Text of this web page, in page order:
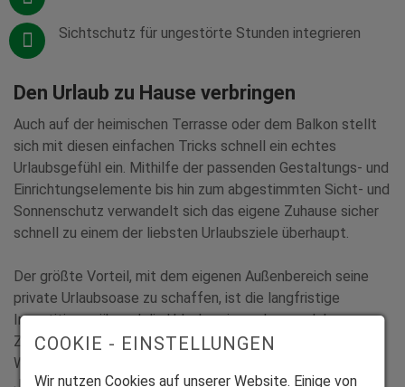
Sichtschutz für ungestörte Stunden integrieren
Den Urlaub zu Hause verbringen
Auch auf der heimischen Terrasse oder dem Balkon stellt
sich mit diesen einfachen Tricks schnell ein echtes
Urlaubsgefühl ein. Mithilfe der passenden Gestaltungs- und
Einrichtungselemente bis hin zum abgestimmten Sicht- und
Sonnenschutz verwandelt sich das eigene Zuhause sicher
schnell zu einem der liebsten Urlaubsziele überhaupt.
Der größte Vorteil, mit dem eigenen Außenbereich seine
private Urlaubsoase zu schaffen, ist die langfristige
Investition: während die Urlaubsreise schon nach kurzer
Zeit vorbei ist, können Balkon und Terrasse noch viele
Wochen und Monate genossen werden – und das jedes
COOKIE - EINSTELLUNGEN
Wir nutzen Cookies auf unserer Website. Einige von